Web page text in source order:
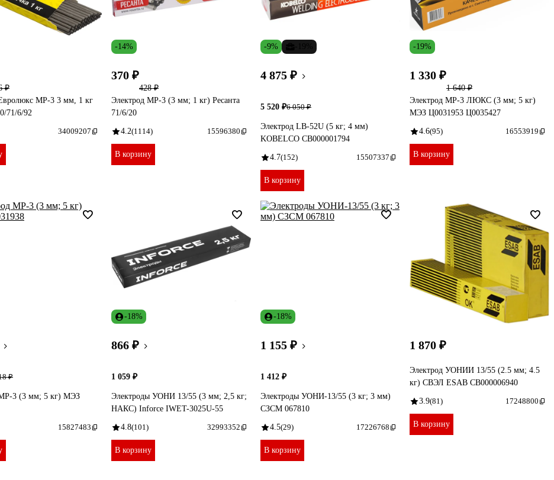
₽
МР-3 3 мм, 1 кг
71/6/92
34009207
-14%
370 ₽
428 ₽
Электрод МР-3 (3 мм; 1 кг) Ресанта
71/6/20
4.2(1114) 15596380
В корзину
-9%
4 875 ₽
5 520 ₽6 050 ₽
Электрод LB-52U (5 кг; 4 мм)
KOBELCO СВ000001794
4.7(152) 15507337
В корзину
-19%
1 330 ₽
1 640 ₽
Электрод МР-3 ЛЮКС (3 мм; 5 кг)
МЭЗ Ц0031953 Ц0035427
4.6(95) 16553919
В корзину
₽
3 (3 мм; 5 кг) МЭЗ
15827483
-18%
866 ₽
1 059 ₽
Электроды УОНИ 13/55 (3 мм; 2,5 кг;
НАКС) Inforce IWET-3025U-55
4.8(101) 32993352
В корзину
-18%
1 155 ₽
1 412 ₽
Электроды УОНИ-13/55 (3 кг; 3 мм)
СЗСМ 067810
4.5(29) 17226768
В корзину
1 870 ₽
Электрод УОНИИ 13/55 (2.5 мм; 4.5
кг) СВЭЛ ESAB СВ000006940
3.9(81) 17248800
В корзину